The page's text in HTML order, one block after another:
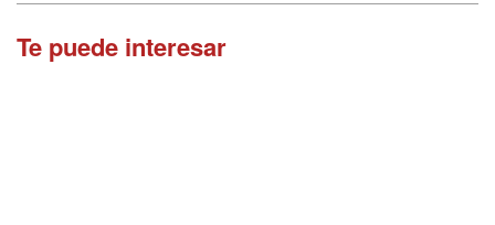
Te puede interesar